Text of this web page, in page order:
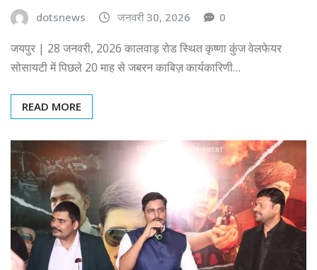
dotsnews जनवरी 30, 2026 0
जयपुर | 28 जनवरी, 2026 कालवाड़ रोड स्थित कृष्णा कुंज वेलफेयर
सोसायटी में पिछले 20 माह से जबरन काबिज़ कार्यकारिणी…
READ MORE